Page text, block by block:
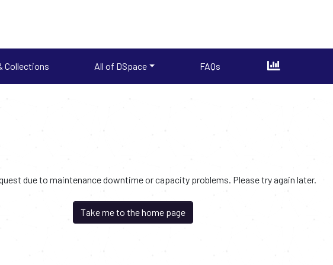
Collections All of DSpace FAQs
due to maintenance downtime or capacity problems. Please try again later.
Take me to the home page